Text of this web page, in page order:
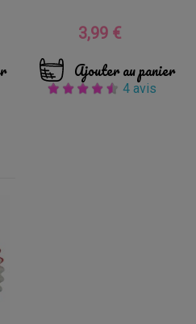
Prix
3,99 €
Ajouter au panier
4 avis